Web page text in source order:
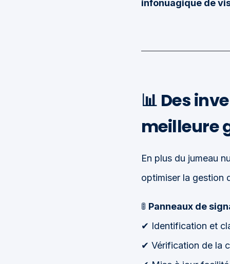
infonuagique de
📊 Des
meilleure
En plus du jumeau
optimiser la gestion
🚦 Panneaux de
✔ Identification et
✔ Vérification de la